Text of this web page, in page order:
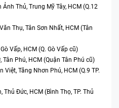
Ảnh Thủ, Trung Mỹ Tây, HCM (Q.12
Thụ, Tân Sơn Nhất, HCM (Tân
Vấp, HCM (Q. Gò Vấp cũ)
Tân Phú, HCM (Quận Tân Phú cũ)
Việt, Tăng Nhơn Phú, HCM (Q.9 TP.
Thủ Đức, HCM (Bình Thọ, TP. Thủ